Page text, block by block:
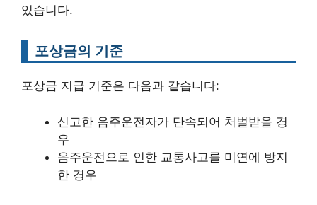
있습니다.
포상금의 기준
포상금 지급 기준은 다음과 같습니다:
신고한 음주운전자가 단속되어 처벌받을 경
우
음주운전으로 인한 교통사고를 미연에 방지
한 경우